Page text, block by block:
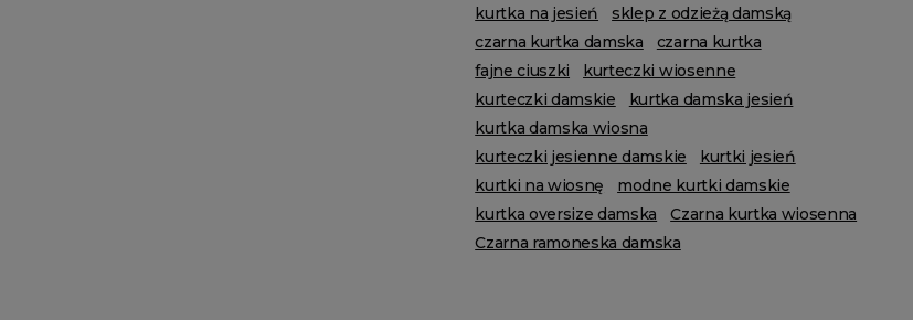
kurtka na jesień
sklep z odzieżą damską
czarna kurtka damska
czarna kurtka
fajne ciuszki
kurteczki wiosenne
kurteczki damskie
kurtka damska jesień
kurtka damska wiosna
kurteczki jesienne damskie
kurtki jesień
kurtki na wiosnę
modne kurtki damskie
kurtka oversize damska
Czarna kurtka wiosenna
Czarna ramoneska damska